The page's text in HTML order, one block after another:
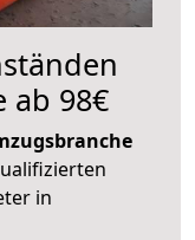
ab 98€
in